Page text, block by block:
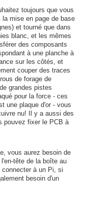
toujours que vous
mise en page de base
et tourné que dans
blanc, et les mêmes
des composants
à une planche à
sur les côtés, et
couper des traces
de forage de
grandes pistes
pour la force - ces
une plaque d'or - vous
nu! Il y a aussi des
pouvez fixer le PCB à
vous aurez besoin de
tête de la boîte au
à un Pi, si
besoin d'un